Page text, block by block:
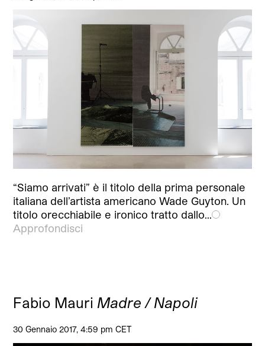
“Siamo arrivati” è il titolo della prima personale
italiana dell’artista americano Wade Guyton. Un
titolo orecchiabile e ironico tratto dallo…
Approfondisci
Fabio Mauri Madre / Napoli
30 Gennaio 2017, 4:59 pm CET